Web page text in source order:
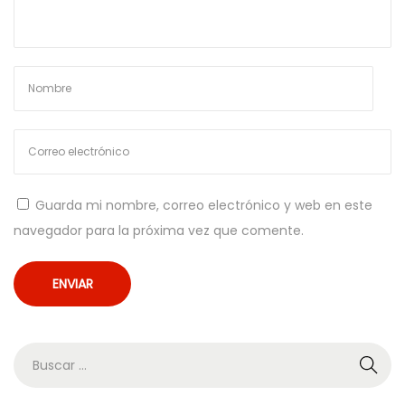
n
n
e
Guarda mi nombre, correo electrónico y web en este
navegador para la próxima vez que comente.